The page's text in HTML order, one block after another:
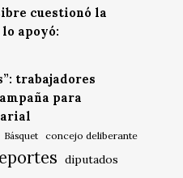
cuestionó la
apoyó:
trabajadores
para
Básquet concejo deliberante
diputados